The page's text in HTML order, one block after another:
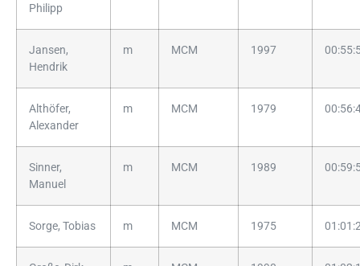
Philipp
Jansen,
Hendrik
m MCM 1997
Althöfer,
Alexander
m MCM 1979
Sinner,
Manuel
m MCM 1989
Sorge, Tobias m MCM 1975